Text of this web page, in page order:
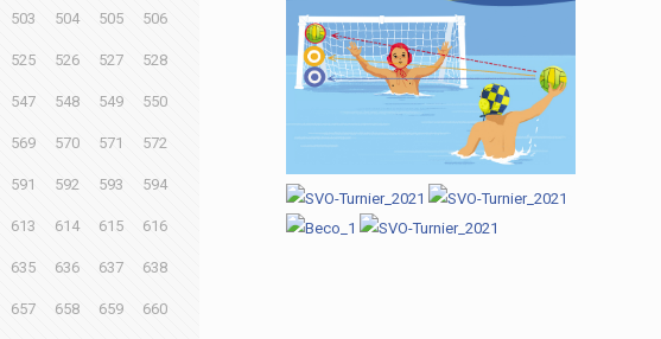
503 504 505 506
525 526 527 528
547 548 549 550
569 570 571 572
591 592 593 594
613 614 615 616
635 636 637 638
657 658 659 660